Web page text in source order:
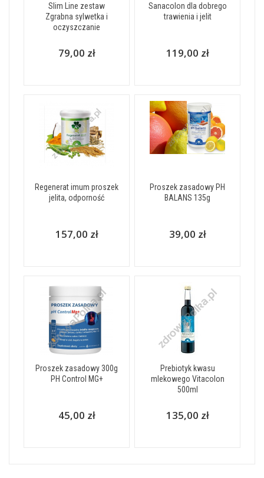
Slim Line zestaw
Zgrabna sylwetka i
oczyszczanie
79,00 zł
Sanacolon dla dobrego
trawienia i jelit
119,00 zł
Regenerat imum proszek
jelita, odporność
157,00 zł
Proszek zasadowy PH
BALANS 135g
39,00 zł
Proszek zasadowy 300g
PH Control MG+
45,00 zł
Prebiotyk kwasu
mlekowego Vitacolon
500ml
135,00 zł